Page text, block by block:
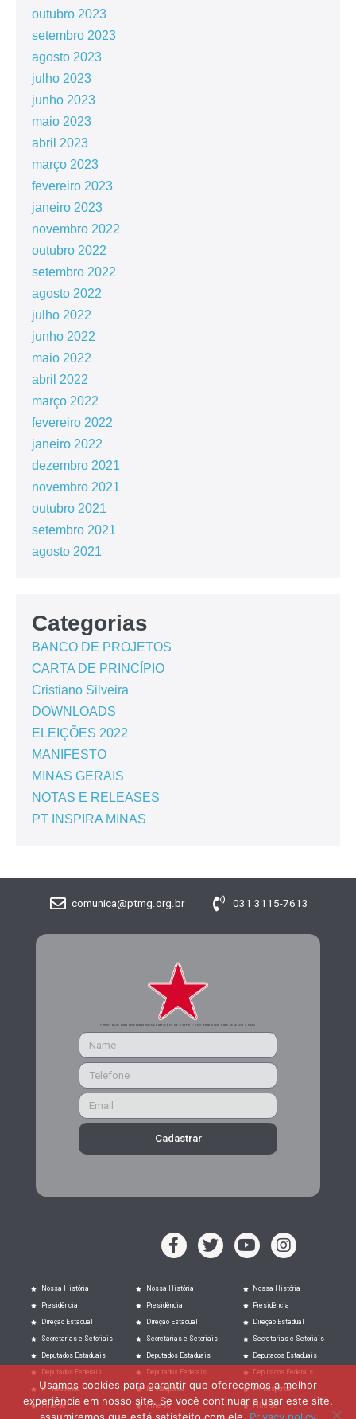
outubro 2023
setembro 2023
agosto 2023
julho 2023
junho 2023
maio 2023
abril 2023
março 2023
fevereiro 2023
janeiro 2023
novembro 2022
outubro 2022
setembro 2022
agosto 2022
julho 2022
junho 2022
maio 2022
abril 2022
março 2022
fevereiro 2022
janeiro 2022
dezembro 2021
novembro 2021
outubro 2021
setembro 2021
agosto 2021
Categorias
BANCO DE PROJETOS
CARTA DE PRINCÍPIO
Cristiano Silveira
DOWNLOADS
ELEIÇÕES 2022
MANIFESTO
MINAS GERAIS
NOTAS E RELEASES
PT INSPIRA MINAS
comunica@ptmg.org.br 031 3115-7613
CADASTRE-SE PARA RECEBER MAIS INFORMAÇÕES DO PARTIDO DOS TRABALHADORES DE MINAS GERAIS
Cadastrar
Nossa História
Presidência
Direção Estadual
Secretarias e Setoriais
Deputados Estaduais
Deputados Federais
PT Responde
Filie-se
Nossa História
Presidência
Direção Estadual
Secretarias e Setoriais
Deputados Estaduais
Deputados Federais
PT Responde
Filie-se
Nossa História
Presidência
Direção Estadual
Secretarias e Setoriais
Deputados Estaduais
Deputados Federais
PT Responde
Filie-se
Usamos cookies para garantir que oferecemos a melhor
experiência em nosso site. Se você continuar a usar este site,